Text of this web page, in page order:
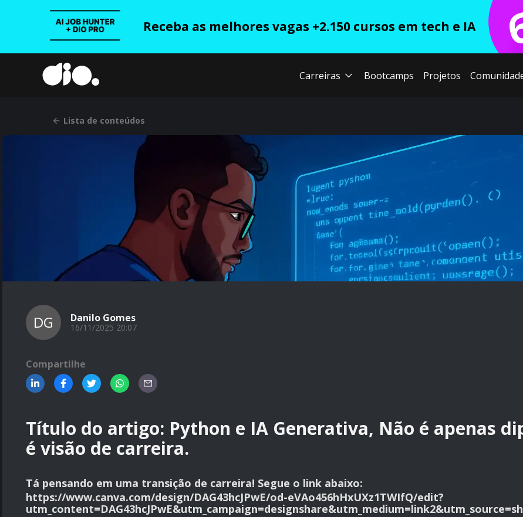
Receba as melhores vagas +2.150 cursos em tech e IA
Carreiras Bootcamps Projetos
Lista de conteúdos
DG Danilo Gomes
16/11/2025 20:07
Compartilhe
Título do artigo: Python e IA Generativa, Não é apenas
é visão de carreira.
Tá pensando em uma transição de carreira! Segue o link abaixo:
https://www.canva.com/design/DAG43hcJPwE/od-eVAo456hHxUXz1TWIfQ/edit?